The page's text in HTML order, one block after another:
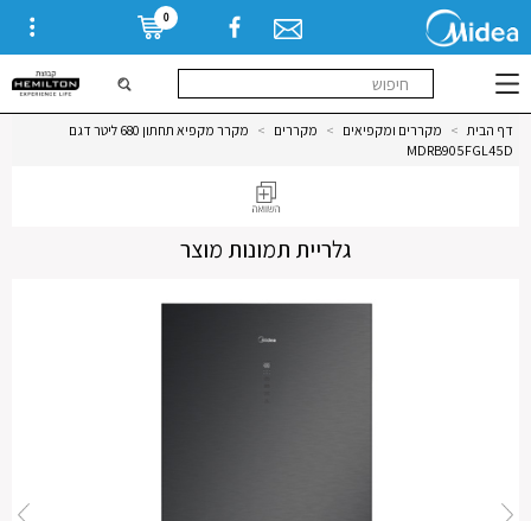
0
דף הבית > מקררים ומקפיאים > מקררים >
מקרר מקפיא תחתון 680 ליטר דגם
MDRB905FGL45D
גלריית תמונות מוצר